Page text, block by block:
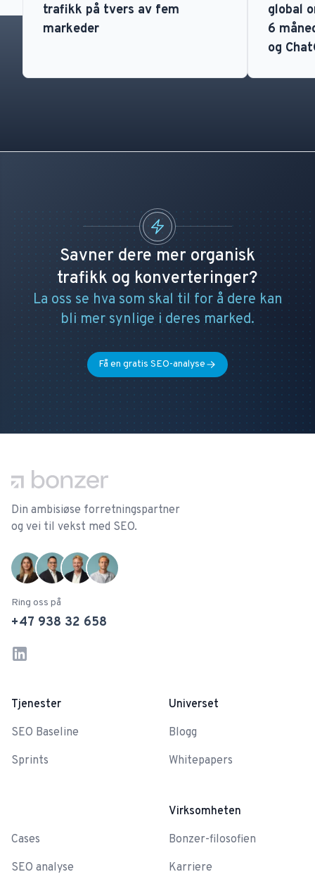
trafikk på tvers av fem
markeder
global
6
og
Savner dere mer organisk
trafikk og konverteringer?
La oss se hva som skal til for å dere kan
bli mer synlige i deres marked.
Få en gratis SEO-analyse
Din ambisiøse forretningspartner
og vei til vekst med SEO.
Ring oss på
+47 938 32 658
LinkedIn
Tjenester
SEO Baseline
Sprints
Cases
SEO analyse
Universet
Blogg
Whitepapers
Virksomheten
Bonzer-filosofien
Karriere